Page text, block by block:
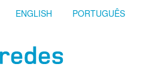
ENGLISH PORTUGUÊS